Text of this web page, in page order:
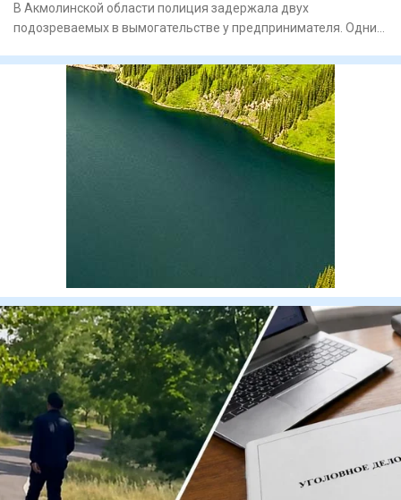
В Акмолинской области полиция задержала двух
подозреваемых в вымогательстве у предпринимателя. Одним